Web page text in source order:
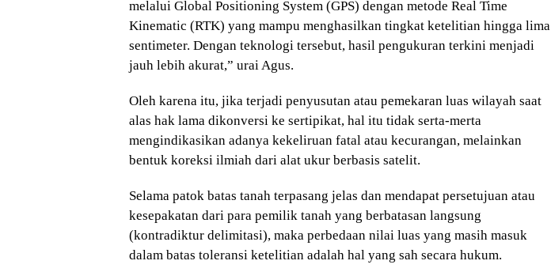
melalui Global Positioning System (GPS) dengan metode Real Time
Kinematic (RTK) yang mampu menghasilkan tingkat ketelitian hingga lima
sentimeter. Dengan teknologi tersebut, hasil pengukuran terkini menjadi
jauh lebih akurat,” urai Agus.
Oleh karena itu, jika terjadi penyusutan atau pemekaran luas wilayah saat
alas hak lama dikonversi ke sertipikat, hal itu tidak serta-merta
mengindikasikan adanya kekeliruan fatal atau kecurangan, melainkan
bentuk koreksi ilmiah dari alat ukur berbasis satelit.
Selama patok batas tanah terpasang jelas dan mendapat persetujuan atau
kesepakatan dari para pemilik tanah yang berbatasan langsung
(kontradiktur delimitasi), maka perbedaan nilai luas yang masih masuk
dalam batas toleransi ketelitian adalah hal yang sah secara hukum.